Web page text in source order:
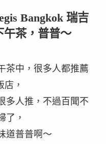
Bangkok 瑞吉
午茶，普普～
茶中，很多人都推薦
，
多人推，不過百聞不
了，
道普普啊～